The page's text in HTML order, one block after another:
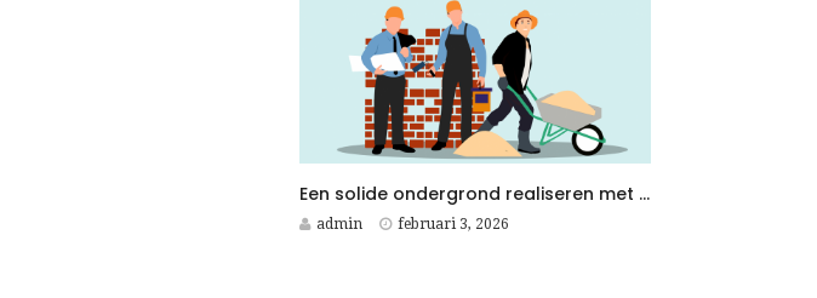
Een solide ondergrond realiseren met duurzame betonplaten voor elk betonwerken project
admin februari 3, 2026